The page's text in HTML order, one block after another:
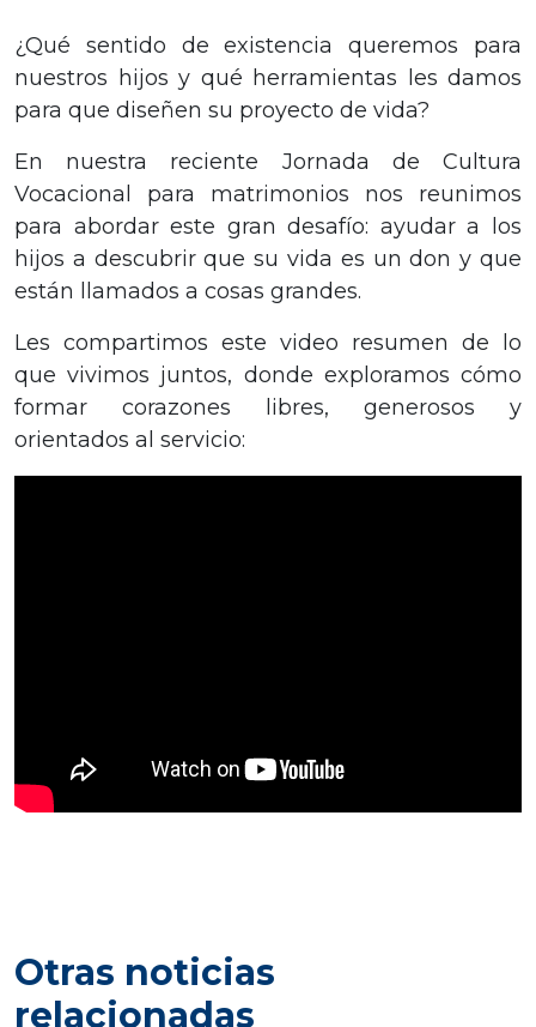
¿Qué sentido de existencia queremos para
nuestros hijos y qué herramientas les damos
para que diseñen su proyecto de vida?
En nuestra reciente Jornada de Cultura
Vocacional para matrimonios nos reunimos
para abordar este gran desafío: ayudar a los
hijos a descubrir que su vida es un don y que
están llamados a cosas grandes.
Les compartimos este video resumen de lo
que vivimos juntos, donde exploramos cómo
formar corazones libres, generosos y
orientados al servicio:
Otras noticias
relacionadas